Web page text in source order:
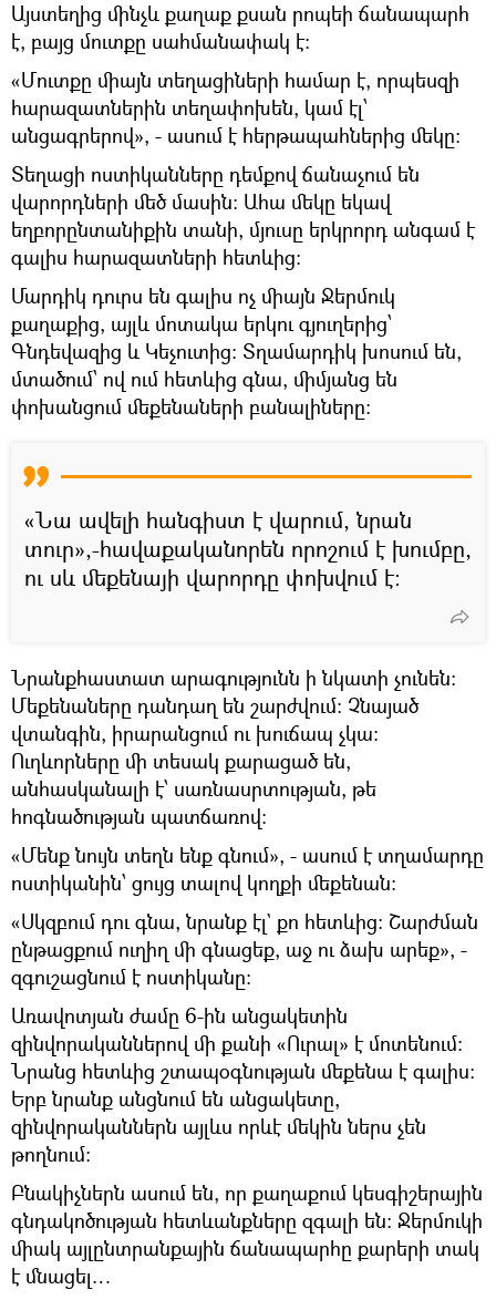
Այստեղից մինչև քաղաք քսան րոպեի ճանապարհ
է, բայց մուտքը սահմանափակ է։
«Մուտքը միայն տեղացիների համար է, որպեսզի
հարազատներին տեղափոխեն, կամ էլ՝
անցագրերով», - ասում է հերթապահներից մեկը:
Տեղացի ոստիկանները դեմքով ճանաչում են
վարորդների մեծ մասին։ Ահա մեկը եկավ
եղբորընտանիքին տանի, մյուսը երկրորդ անգամ է
գալիս հարազատների հետևից:
Մարդիկ դուրս են գալիս ոչ միայն Ջերմուկ
քաղաքից, այլև մոտակա երկու գյուղերից՝
Գնդեվազից և Կեչուտից։ Տղամարդիկ խոսում են,
մտածում՝ ով ում հետևից գնա, միմյանց են
փոխանցում մեքենաների բանալիները։
«Նա ավելի հանգիստ է վարում, նրան
տուր»,-հավաքականորեն որոշում է խումբը,
ու սև մեքենայի վարորդը փոխվում է:
Նրանքհաստատ արագությունն ի նկատի չունեն։
Մեքենաները դանդաղ են շարժվում։ Չնայած
վտանգին, իրարանցում ու խուճապ չկա։
Ուղևորները մի տեսակ քարացած են,
անհասկանալի է՝ սառնասրտության, թե
հոգնածության պատճառով։
«Մենք նույն տեղն ենք գնում», - ասում է տղամարդը
ոստիկանին՝ ցույց տալով կողքի մեքենան։
«Սկզբում դու գնա, նրանք էլ` քո հետևից։ Շարժման
ընթացքում ուղիղ մի գնացեք, աջ ու ձախ արեք», -
զգուշացնում է ոստիկանը։
Առավոտյան ժամը 6-ին անցակետին
զինվորականներով մի քանի «Ուրալ» է մոտենում։
Նրանց հետևից շտապօգնության մեքենա է գալիս:
Երբ նրանք անցնում են անցակետը,
զինվորականներն այլևս որևէ մեկին ներս չեն
թողնում։
Բնակիչներն ասում են, որ քաղաքում կեսգիշերային
գնդակոծության հետևանքները զգալի են։ Ջերմուկի
միակ այլընտրանքային ճանապարհը քարերի տակ
է մնացել…